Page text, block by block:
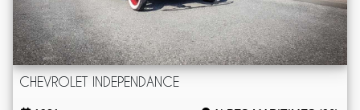
CHEVROLET INDEPENDANCE